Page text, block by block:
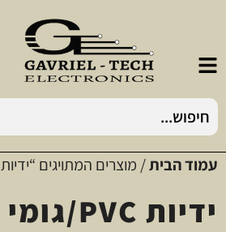
עמוד הבית/ מוצרים המתויגים “ידיות PVC/גומי”
ידיות PVC/גומי